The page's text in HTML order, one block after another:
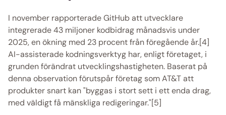
I november rapporterade GitHub att utvecklare
integrerade 43 miljoner kodbidrag månadsvis under
2025, en ökning med 23 procent från föregående år.[4]
AI-assisterade kodningsverktyg har, enligt företaget, i
grunden förändrat utvecklingshastigheten. Baserat på
denna observation förutspår företag som AT&T att
produkter snart kan "byggas i stort sett i ett enda drag,
med väldigt få mänskliga redigeringar."[5]